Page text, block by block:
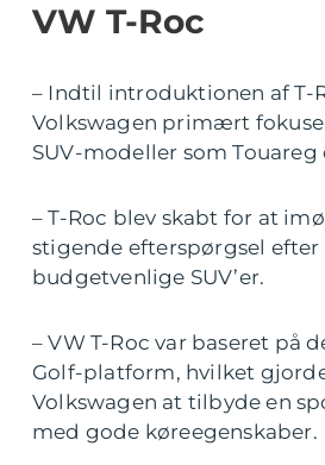
VW T-Roc
– Indtil introduktionen af T-
Volkswagen primært
SUV-modeller som Touareg
– T-Roc blev skabt for at
stigende efterspørgsel
budgetvenlige SUV’er.
– VW T-Roc var baseret på
Golf-platform, hvilket
Volkswagen at tilbyde en
med gode køreegenskaber.